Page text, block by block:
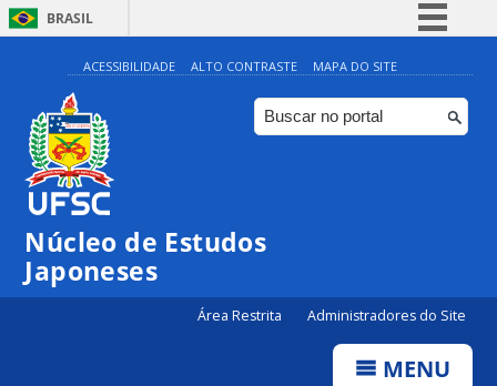
BRASIL
Simplifique!
Comunica BR
Participe
ACESSIBILIDADE ALTO CONTRASTE MAPA DO SITE
Núcleo de Estudos
Japoneses
Área Restrita Administradores do Site
MENU